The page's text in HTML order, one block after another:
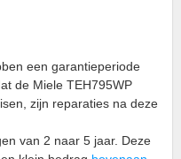
een garantieperiode
de Miele TEH795WP
zijn reparaties na deze
van 2 naar 5 jaar. Deze